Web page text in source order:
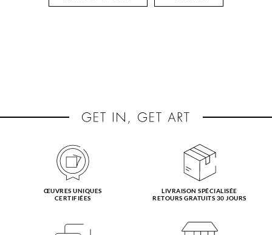
ŒUVRES UNIQUES
CERTIFIÉES
LIVRAISON SPÉCIALISÉE
RETOURS GRATUITS 30 JOURS